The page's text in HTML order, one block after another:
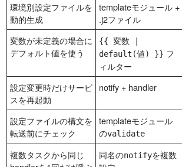
環境別設定ファイルを
動的生成
templateモジュール +
.j2ファイル
変数が未定義の場合に
デフォルト値を使う
{{ 変数 |
default(値) }} フ
ィルター
設定変更時だけサービ
スを再起動
notify + handler
設定ファイルの構文を
転送前にチェック
templateモジュール
のvalidate
複数タスクから同じ
同名のnotifyを複数